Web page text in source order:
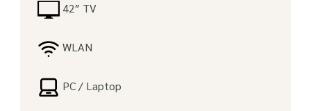
42″ TV
WLAN
PC / Laptop